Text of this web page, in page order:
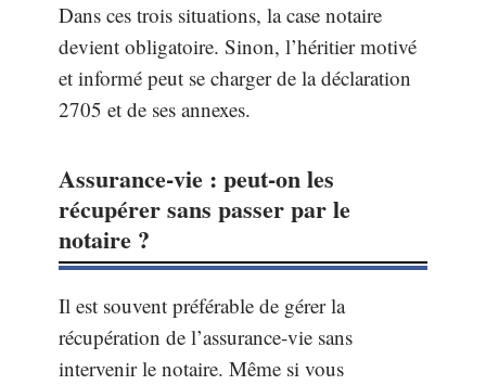
Dans ces trois situations, la case notaire
devient obligatoire. Sinon, l’héritier motivé
et informé peut se charger de la déclaration
2705 et de ses annexes.
Assurance-vie : peut-on les
récupérer sans passer par le
notaire ?
Il est souvent préférable de gérer la
récupération de l’assurance-vie sans
intervenir le notaire. Même si vous